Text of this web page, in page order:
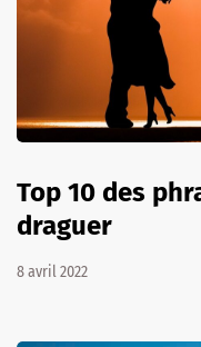
Top 10 des
draguer
8 avril 2022